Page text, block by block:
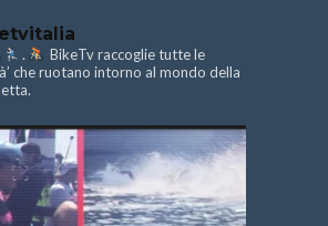
.
BikeTv raccoglie tutte le
che ruotano intorno al mondo della